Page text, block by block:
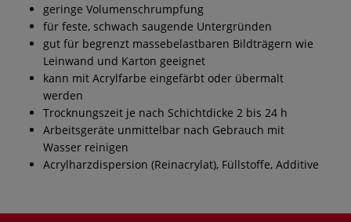
geringe Volumenschrumpfung
für feste, schwach saugende Untergründen
gut für begrenzt massebelastbaren Bildträgern wie
Leinwand und Karton geeignet
kann mit Acrylfarbe eingefärbt oder übermalt
werden
Trocknungszeit je nach Schichtdicke 2 bis 24 h
Arbeitsgeräte unmittelbar nach Gebrauch mit
Wasser reinigen
Acrylharzdispersion (Reinacrylat), Füllstoffe, Additive